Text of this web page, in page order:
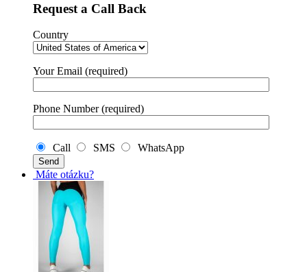
Request a Call Back
Country
Your Email (required)
Phone Number (required)
Call SMS WhatsApp
Máte otázku?